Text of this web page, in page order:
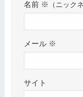
名前 ※
メール ※
サイト